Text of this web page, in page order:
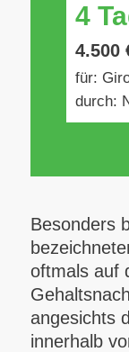
4
4.500
für:
durch:
Besonders
oftmals auf
angesichts
innerhalb